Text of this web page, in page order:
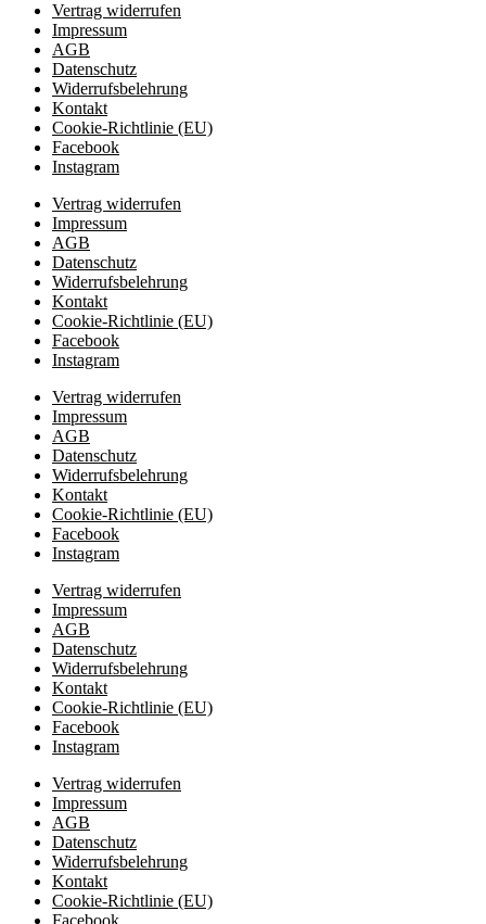
Vertrag widerrufen
Impressum
AGB
Datenschutz
Widerrufsbelehrung
Kontakt
Cookie-Richtlinie (EU)
Facebook
Instagram
Vertrag widerrufen
Impressum
AGB
Datenschutz
Widerrufsbelehrung
Kontakt
Cookie-Richtlinie (EU)
Facebook
Instagram
Vertrag widerrufen
Impressum
AGB
Datenschutz
Widerrufsbelehrung
Kontakt
Cookie-Richtlinie (EU)
Facebook
Instagram
Vertrag widerrufen
Impressum
AGB
Datenschutz
Widerrufsbelehrung
Kontakt
Cookie-Richtlinie (EU)
Facebook
Instagram
Vertrag widerrufen
Impressum
AGB
Datenschutz
Widerrufsbelehrung
Kontakt
Cookie-Richtlinie (EU)
Facebook